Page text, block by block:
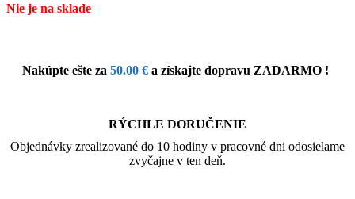
Nie je na sklade
Nakúpte ešte za 50.00 € a získajte dopravu ZADARMO !
RÝCHLE DORUČENIE
Objednávky zrealizované do 10 hodiny v pracovné dni odosielame
zvyčajne v ten deň.